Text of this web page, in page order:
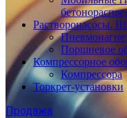
Растворонасосы.
Поршневое
Компрессорное
Компрессора
Торкрет-установки
Продажа